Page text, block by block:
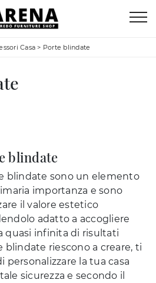
Casa > Porte blindate
blindate
blindate sono un elemento
importanza e sono
il valore estetico
adatto a accogliere
quasi infinita di risultati
blindate riescono a creare, ti
la tua casa
sicurezza e secondo il